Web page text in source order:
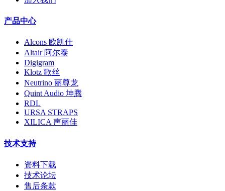
产品中心
Alcons 欧凯仕
Altair 阿尔泰
Digigram
Klotz 歌丝
Neutrino 丽尊龙
Quint Audio 坤腾
RDL
URSA STRAPS
XILICA 声丽佳
技术支持
资料下载
技术论坛
售后条款